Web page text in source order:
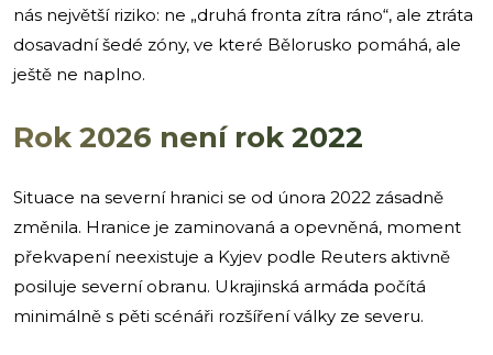
nás největší riziko: ne „druhá fronta zítra ráno“, ale ztráta
dosavadní šedé zóny, ve které Bělorusko pomáhá, ale
ještě ne naplno.
Rok 2026 není rok 2022
Situace na severní hranici se od února 2022 zásadně
změnila. Hranice je zaminovaná a opevněná, moment
překvapení neexistuje a Kyjev podle Reuters aktivně
posiluje severní obranu. Ukrajinská armáda počítá
minimálně s pěti scénáři rozšíření války ze severu.